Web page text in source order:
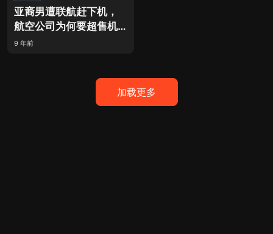
亚裔男遭联航赶下机，
航空公司为何要超售机
票？
9 年前
加载更多